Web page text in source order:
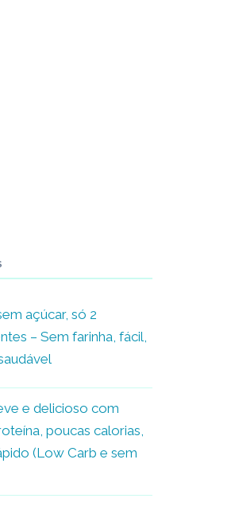
açúcar, só 2
– Sem farinha, fácil,
e delicioso com
poucas calorias,
(Low Carb e sem